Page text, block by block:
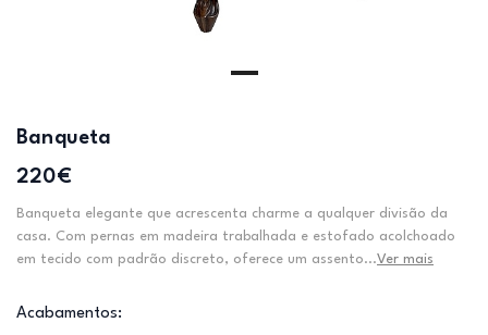
Banqueta
220€
Banqueta elegante que acrescenta charme a qualquer divisão da
casa. Com pernas em madeira trabalhada e estofado acolchoado
em tecido com padrão discreto, oferece um assento...Ver mais
Acabamentos: